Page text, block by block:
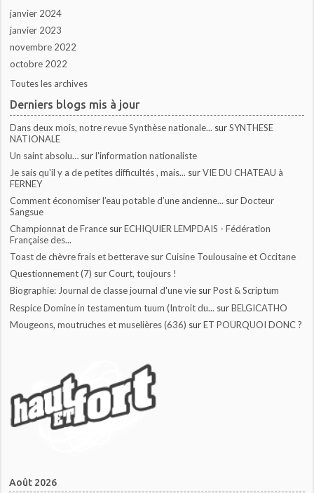
janvier 2024
janvier 2023
novembre 2022
octobre 2022
Toutes les archives
Derniers blogs mis à jour
Dans deux mois, notre revue Synthèse nationale... surSYNTHESE
NATIONALE
Un saint absolu… surl'information nationaliste
Je sais qu'il y a de petites difficultés , mais... surVIE DU CHATEAU à
FERNEY
Comment économiser l’eau potable d’une ancienne... surDocteur
Sangsue
Championnat de France surECHIQUIER LEMPDAIS - Fédération
Française des...
Toast de chèvre frais et betterave surCuisine Toulousaine et Occitane
Questionnement (7) surCourt, toujours !
Biographie: Journal de classe journal d'une vie surPost & Scriptum
Respice Domine in testamentum tuum (Introit du... surBELGICATHO
Mougeons, moutruches et muselières (636) surET POURQUOI DONC ?
Août 2026